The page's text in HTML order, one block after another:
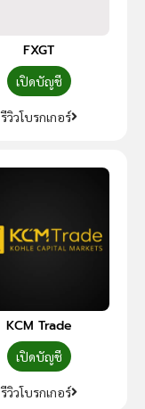
FXGT
เปิดบัญชี
รีวิวโบรกเกอร์
KCM Trade
เปิดบัญชี
รีวิวโบรกเกอร์